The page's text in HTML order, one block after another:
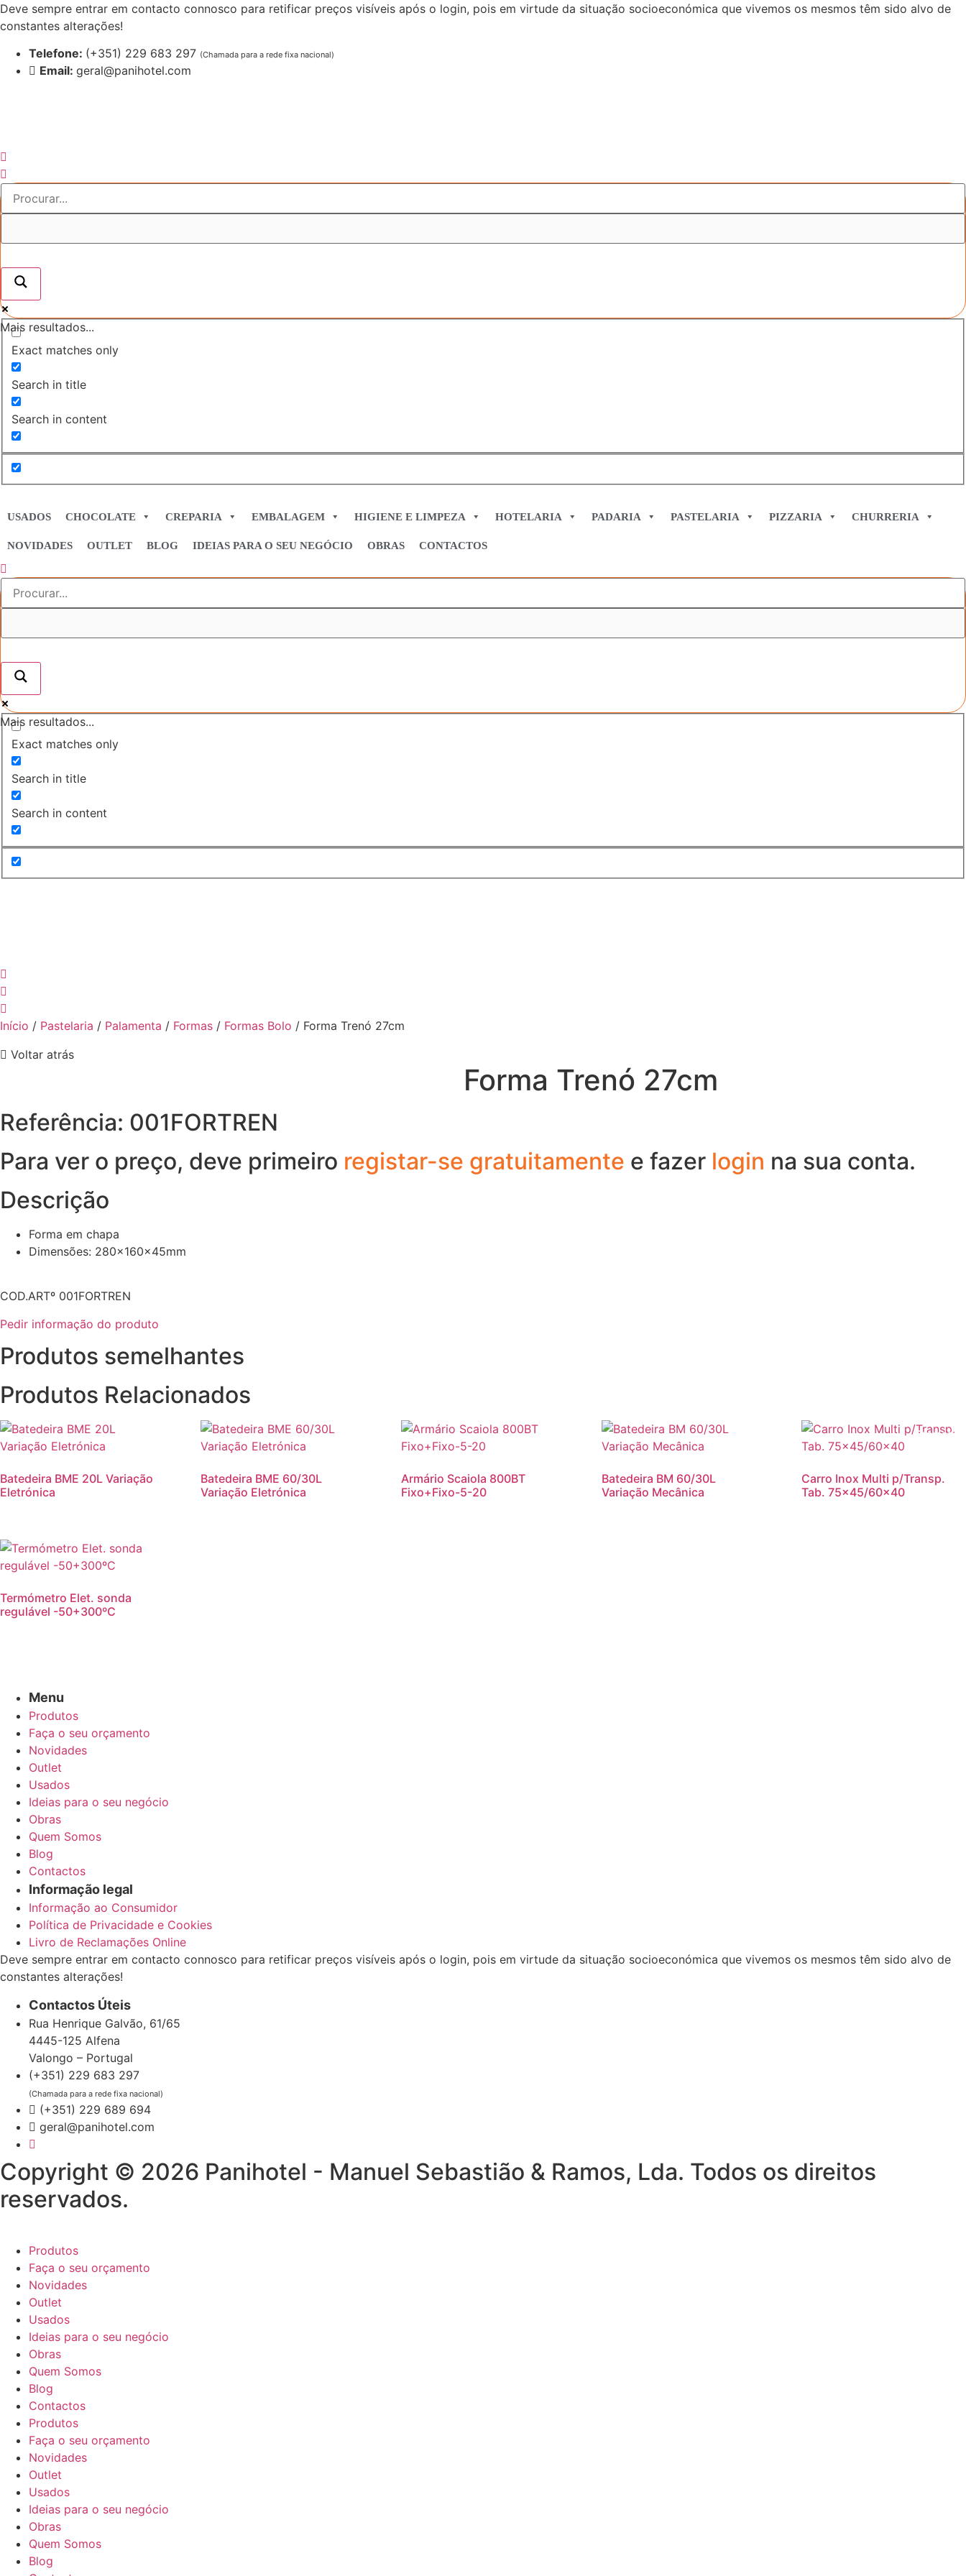
Pular
para
conteúdo
Deve sempre entrar em contacto connosco para retificar preços visíveis após o login, pois em virtude da situação socioeconómica que vivemos os mesmos têm sido alvo de
constantes alterações!
Telefone: (+351) 229 683 297 (Chamada para a rede fixa nacional)
Email: geral@panihotel.com
Mais resultados...
Exact matches only
Search in title
Search in content
USADOS CHOCOLATE CREPARIA EMBALAGEM HIGIENE E LIMPEZA HOTELARIA PADARIA PASTELARIA PIZZARIA CHURRERIA
NOVIDADES OUTLET BLOG IDEIAS PARA O SEU NEGÓCIO OBRAS CONTACTOS
Mais resultados...
Exact matches only
Search in title
Search in content
Início / Pastelaria / Palamenta / Formas / Formas Bolo / Forma Trenó 27cm
Voltar atrás
Forma Trenó 27cm
Referência: 001FORTREN
Para ver o preço, deve primeiro registar-se gratuitamente e fazer login na sua conta.
Descrição
Forma em chapa
Dimensões: 280x160x45mm
COD.ARTº 001FORTREN
Pedir informação do produto
Produtos semelhantes
Produtos Relacionados
Batedeira BME 20L Variação
Eletrónica
Batedeira BME 60/30L
Variação Eletrónica
Armário Scaiola 800BT
Fixo+Fixo-5-20
Batedeira BM 60/30L
Variação Mecânica
Carro Inox Multi p/Transp.
Tab. 75×45/60×40
Termómetro Elet. sonda
regulável -50+300ºC
Menu
Produtos
Faça o seu orçamento
Novidades
Outlet
Usados
Ideias para o seu negócio
Obras
Quem Somos
Blog
Contactos
Informação legal
Informação ao Consumidor
Política de Privacidade e Cookies
Livro de Reclamações Online
Deve sempre entrar em contacto connosco para retificar preços visíveis após o login, pois em virtude da situação socioeconómica que vivemos os mesmos têm sido alvo de
constantes alterações!
Contactos Úteis
Rua Henrique Galvão, 61/65
4445-125 Alfena
Valongo – Portugal
(+351) 229 683 297
(Chamada para a rede fixa nacional)
(+351) 229 689 694
geral@panihotel.com
Copyright © 2026 Panihotel - Manuel Sebastião & Ramos, Lda. Todos os direitos
reservados.
Produtos
Faça o seu orçamento
Novidades
Outlet
Usados
Ideias para o seu negócio
Obras
Quem Somos
Blog
Contactos
Produtos
Faça o seu orçamento
Novidades
Outlet
Usados
Ideias para o seu negócio
Obras
Quem Somos
Blog